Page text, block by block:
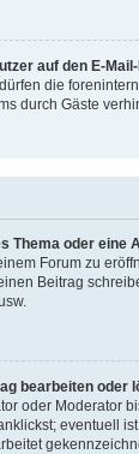
auf den E-
die
durch Gäste
Thema oder eine
Forum zu
Beitrag
bearbeiten oder
oder Moderator
eventuell